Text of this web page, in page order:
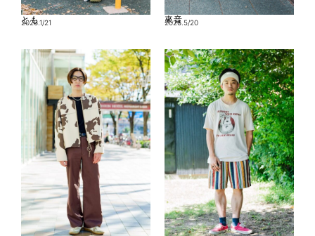
とも
2026.1/21 來音
2026.5/20